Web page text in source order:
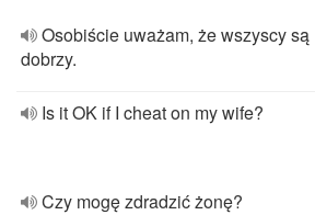
Osobiście uważam, że wszyscy są
dobrzy.
Is it OK if I cheat on my wife?
Czy mogę zdradzić żonę?